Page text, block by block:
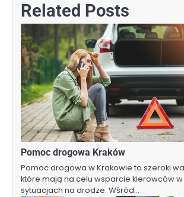
Related Posts
Pomoc drogowa Kraków
Pomoc drogowa w Krakowie to szeroki
które mają na celu wsparcie kierowców
sytuacjach na drodze. Wśród…